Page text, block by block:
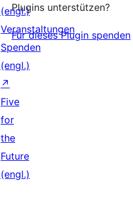
Plugins unterstützen?
Für dieses Plugin spenden
(engl.)
Veranstaltungen
Spenden
(engl.)
↗
Five
for
the
Future
(engl.)